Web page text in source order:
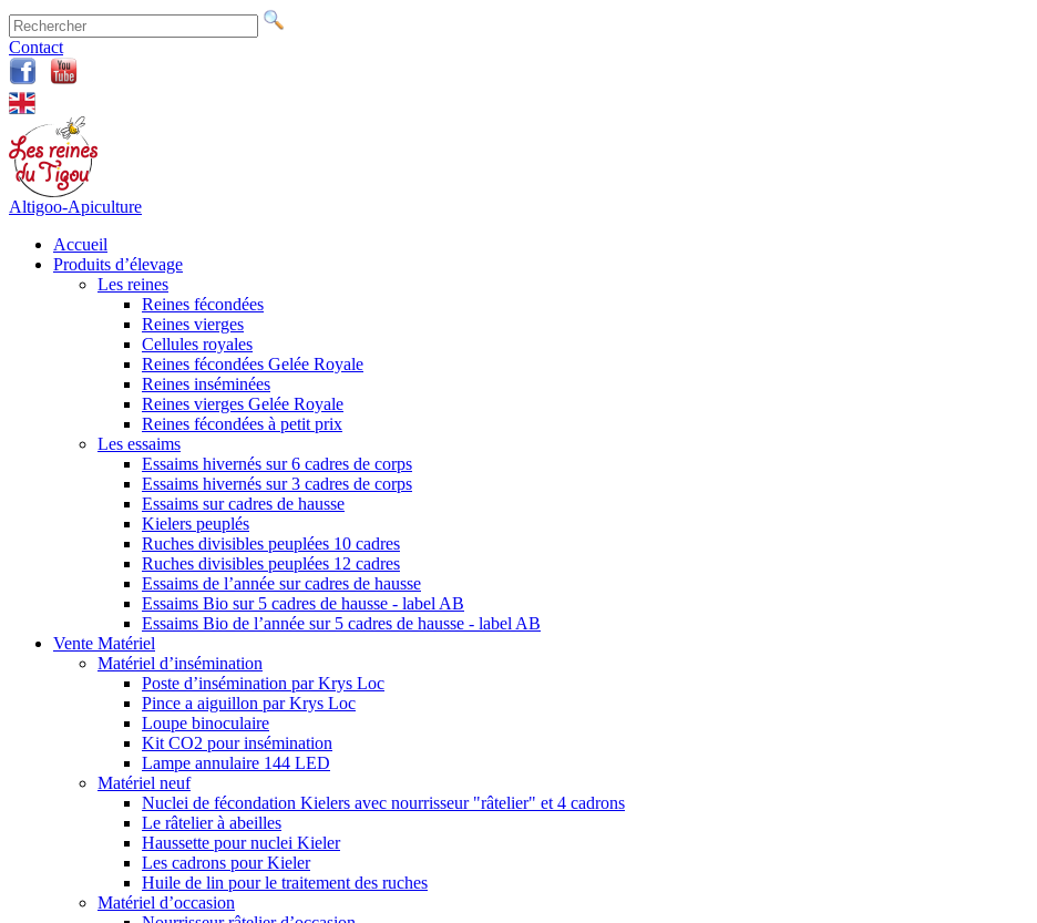
Contact
Altigoo-Apiculture
Accueil
Produits d’élevage
Les reines
Reines fécondées
Reines vierges
Cellules royales
Reines fécondées Gelée Royale
Reines inséminées
Reines vierges Gelée Royale
Reines fécondées à petit prix
Les essaims
Essaims hivernés sur 6 cadres de corps
Essaims hivernés sur 3 cadres de corps
Essaims sur cadres de hausse
Kielers peuplés
Ruches divisibles peuplées 10 cadres
Ruches divisibles peuplées 12 cadres
Essaims de l’année sur cadres de hausse
Essaims Bio sur 5 cadres de hausse - label AB
Essaims Bio de l’année sur 5 cadres de hausse - label AB
Vente Matériel
Matériel d’insémination
Poste d’insémination par Krys Loc
Pince a aiguillon par Krys Loc
Loupe binoculaire
Kit CO2 pour insémination
Lampe annulaire 144 LED
Matériel neuf
Nuclei de fécondation Kielers avec nourrisseur "râtelier" et 4 cadrons
Le râtelier à abeilles
Haussette pour nuclei Kieler
Les cadrons pour Kieler
Huile de lin pour le traitement des ruches
Matériel d’occasion